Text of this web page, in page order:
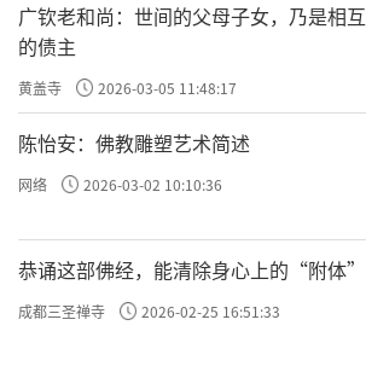
广钦老和尚：世间的父母子女，乃是相互
的债主
黄盖寺 2026-03-05 11:48:17
陈怡安：佛教雕塑艺术简述
网络 2026-03-02 10:10:36
恭诵这部佛经，能清除身心上的“附体”
成都三圣禅寺 2026-02-25 16:51:33